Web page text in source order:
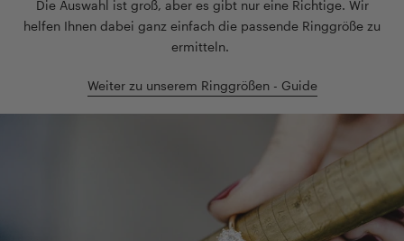
Die Auswahl ist groß, aber es gibt nur eine Richtige. Wir
helfen Ihnen dabei ganz einfach die passende Ringgröße zu
ermitteln.
Weiter zu unserem Ringgrößen - Guide